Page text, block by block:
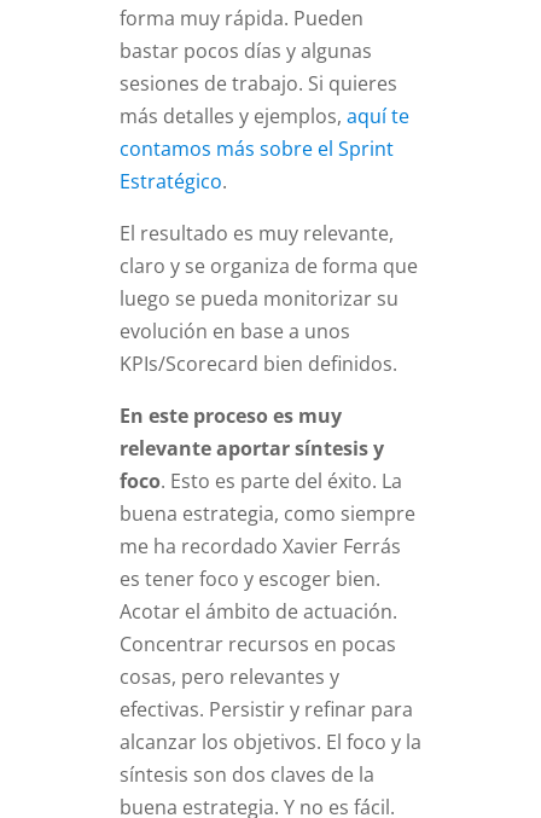
forma muy rápida. Pueden
bastar pocos días y algunas
sesiones de trabajo. Si quieres
más detalles y ejemplos, aquí te
contamos más sobre el Sprint
Estratégico.
El resultado es muy relevante,
claro y se organiza de forma que
luego se pueda monitorizar su
evolución en base a unos
KPIs/Scorecard bien definidos.
En este proceso es muy
relevante aportar síntesis y
foco. Esto es parte del éxito. La
buena estrategia, como siempre
me ha recordado Xavier Ferrás
es tener foco y escoger bien.
Acotar el ámbito de actuación.
Concentrar recursos en pocas
cosas, pero relevantes y
efectivas. Persistir y refinar para
alcanzar los objetivos. El foco y la
síntesis son dos claves de la
buena estrategia. Y no es fácil.